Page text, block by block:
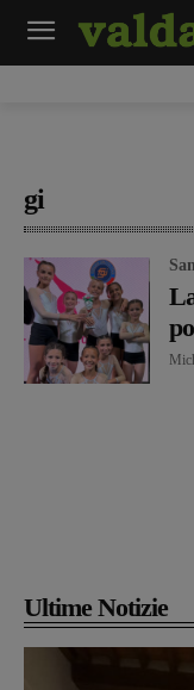
gi
Ultime Notizie